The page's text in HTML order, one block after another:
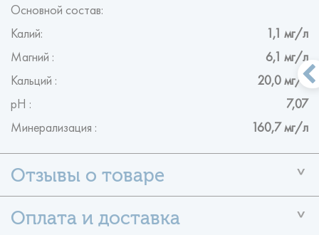
Основной состав:
Калий: 1,1 мг/л
Магний : 6,1 мг/л
Кальций : 20,0 мг/л
рН : 7,07
Минерализация : 160,7 мг/л